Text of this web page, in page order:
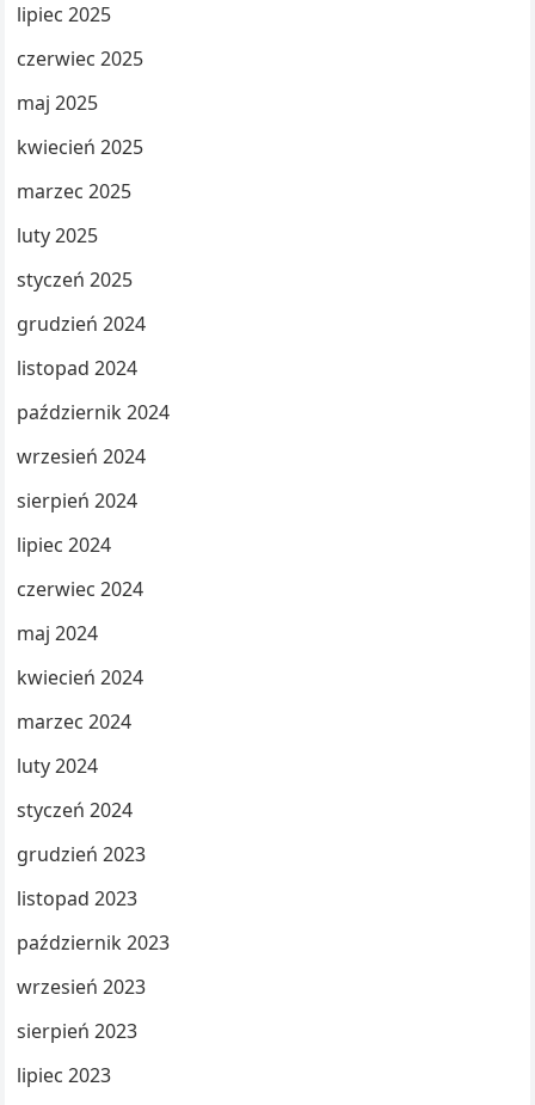
lipiec 2025
czerwiec 2025
maj 2025
kwiecień 2025
marzec 2025
luty 2025
styczeń 2025
grudzień 2024
listopad 2024
październik 2024
wrzesień 2024
sierpień 2024
lipiec 2024
czerwiec 2024
maj 2024
kwiecień 2024
marzec 2024
luty 2024
styczeń 2024
grudzień 2023
listopad 2023
październik 2023
wrzesień 2023
sierpień 2023
lipiec 2023